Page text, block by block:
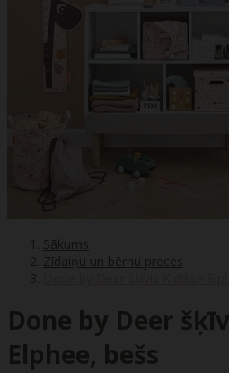
Sākums
Zīdaiņu un bērnu preces
Done by Deer
Elphee, bešs